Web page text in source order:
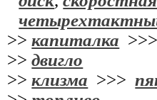
>>капиталка
>>двигло
>>клизма >>>